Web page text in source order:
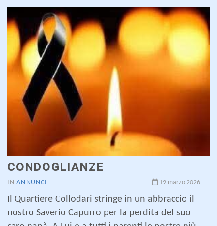
CONDOGLIANZE
INANNUNCI 19 marzo 2026
Il Quartiere Collodari stringe in un abbraccio il
nostro Saverio Capurro per la perdita del suo